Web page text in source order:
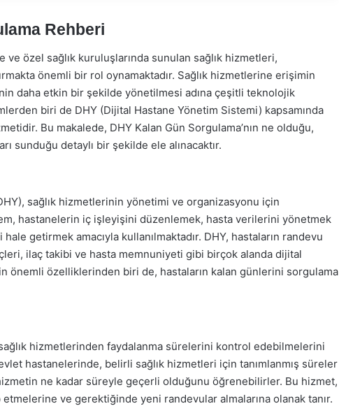
Rehberi
özel sağlık kuruluşlarında sunulan sağlık hizmetleri,
önemli bir rol oynamaktadır. Sağlık hizmetlerine erişimin
daha etkin bir şekilde yönetilmesi adına çeşitli teknolojik
biri de DHY (Dijital Hastane Yönetim Sistemi) kapsamında
Bu makalede, DHY Kalan Gün Sorgulama’nın ne olduğu,
sunduğu detaylı bir şekilde ele alınacaktır.
sağlık hizmetlerinin yönetimi ve organizasyonu için
hastanelerin iç işleyişini düzenlemek, hasta verilerini yönetmek
getirmek amacıyla kullanılmaktadır. DHY, hastaların randevu
ilaç takibi ve hasta memnuniyeti gibi birçok alanda dijital
önemli özelliklerinden biri de, hastaların kalan günlerini sorgulama
hizmetlerinden faydalanma sürelerini kontrol edebilmelerini
hastanelerinde, belirli sağlık hizmetleri için tanımlanmış süreler
ne kadar süreyle geçerli olduğunu öğrenebilirler. Bu hizmet,
etmelerine ve gerektiğinde yeni randevular almalarına olanak tanır.